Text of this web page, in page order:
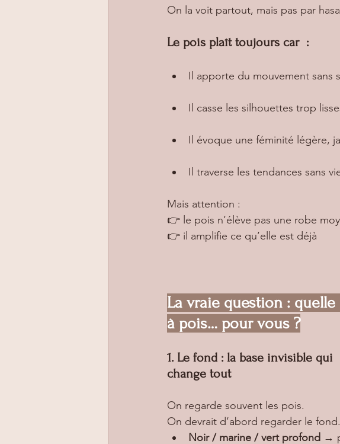
On la voit partout, mais pas par
Le pois plaît toujours car  :
Il apporte du mouvement sans
Il casse les silhouettes trop
Il évoque une féminité légère,
Il traverse les tendances sans
Mais attention :
👉 le pois n’élève pas une robe
👉 il amplifie ce qu’elle est déjà
La vraie question : quelle
à pois… pour vous ?
1. Le fond : la base invisible qui
change tout
On regarde souvent les pois.
On devrait d’abord regarder le fond.
Noir / marine / vert profond →